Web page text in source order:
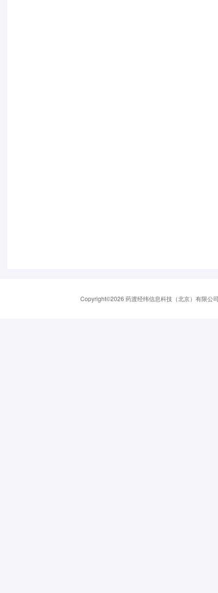
Copyright©2026 药渡经纬信息科技（北京）有限公